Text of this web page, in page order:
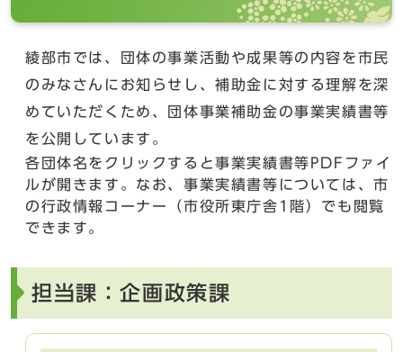
綾部市では、団体の事業活動や成果等の内容を市民
のみなさんにお知らせし、補助金に対する理解を深
めていただくため、団体事業補助金の事業実績書等
を公開しています。
各団体名をクリックすると事業実績書等PDFファイ
ルが開きます。なお、事業実績書等については、市
の行政情報コーナー（市役所東庁舎1階）でも閲覧
できます。
担当課：企画政策課